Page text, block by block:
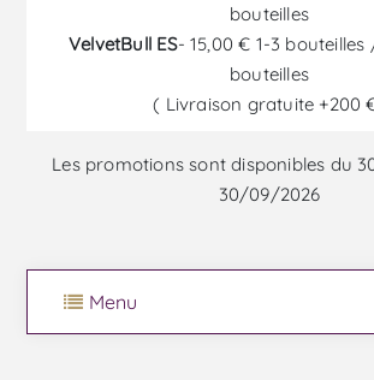
bouteilles
VelvetBull ES- 15,00 € 1-3 bouteilles
bouteilles
( Livraison gratuite +200
Les promotions sont disponibles du
30/09/2026
Menu